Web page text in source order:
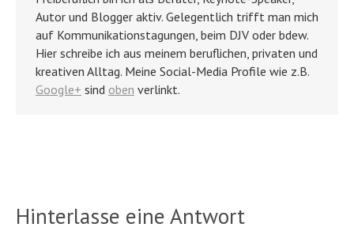
Autor und Blogger aktiv. Gelegentlich trifft man mich
auf Kommunikationstagungen, beim DJV oder bdew.
Hier schreibe ich aus meinem beruflichen, privaten und
kreativen Alltag. Meine Social-Media Profile wie z.B.
Google+ sind oben verlinkt.
Hinterlasse eine Antwort